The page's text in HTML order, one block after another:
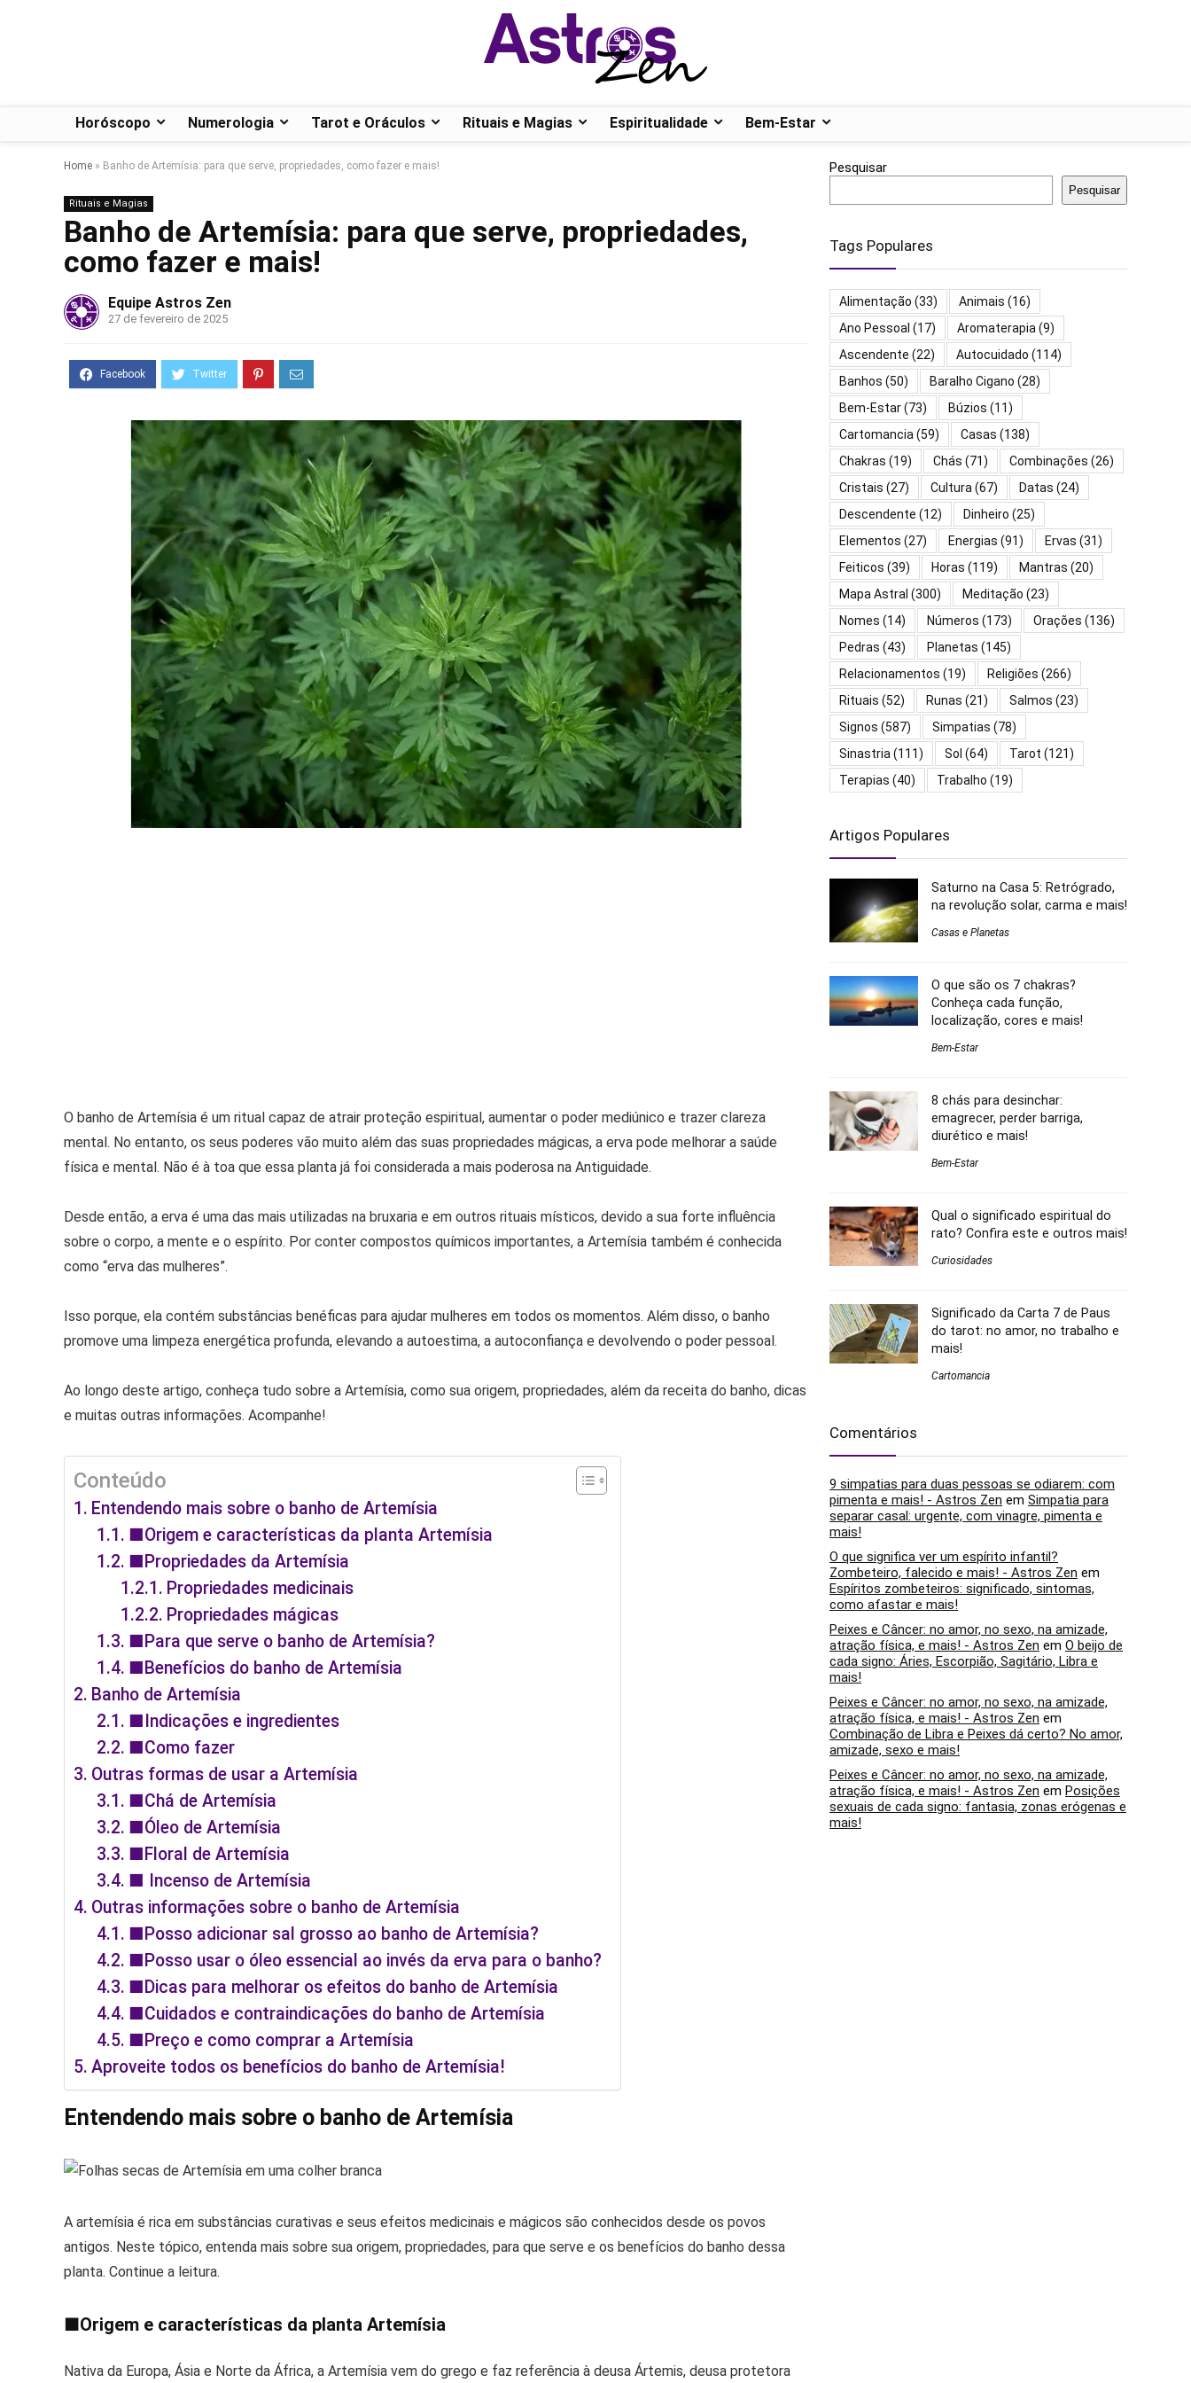
Horóscopo Numerologia Tarot e Oráculos Rituais e Magias Espiritualidade Bem-Estar
Home » Banho de Artemísia: para que serve, propriedades, como fazer e mais!
Rituais e Magias
Banho de Artemísia: para que serve, propriedades,
como fazer e mais!
Equipe Astros Zen
27 de fevereiro de 2025
O banho de Artemísia é um ritual capaz de atrair proteção espiritual, aumentar o poder mediúnico e trazer clareza
mental. No entanto, os seus poderes vão muito além das suas propriedades mágicas, a erva pode melhorar a saúde
física e mental. Não é à toa que essa planta já foi considerada a mais poderosa na Antiguidade.
Desde então, a erva é uma das mais utilizadas na bruxaria e em outros rituais místicos, devido a sua forte influência
sobre o corpo, a mente e o espírito. Por conter compostos químicos importantes, a Artemísia também é conhecida
como “erva das mulheres”.
Isso porque, ela contém substâncias benéficas para ajudar mulheres em todos os momentos. Além disso, o banho
promove uma limpeza energética profunda, elevando a autoestima, a autoconfiança e devolvendo o poder pessoal.
Ao longo deste artigo, conheça tudo sobre a Artemísia, como sua origem, propriedades, além da receita do banho, dicas
e muitas outras informações. Acompanhe!
Conteúdo
Entendendo mais sobre o banho de Artemísia
■Origem e características da planta Artemísia
■Propriedades da Artemísia
Propriedades medicinais
Propriedades mágicas
■Para que serve o banho de Artemísia?
■Benefícios do banho de Artemísia
Banho de Artemísia
■Indicações e ingredientes
■Como fazer
Outras formas de usar a Artemísia
■Chá de Artemísia
■Óleo de Artemísia
■Floral de Artemísia
■ Incenso de Artemísia
Outras informações sobre o banho de Artemísia
■Posso adicionar sal grosso ao banho de Artemísia?
■Posso usar o óleo essencial ao invés da erva para o banho?
■Dicas para melhorar os efeitos do banho de Artemísia
■Cuidados e contraindicações do banho de Artemísia
■Preço e como comprar a Artemísia
Aproveite todos os benefícios do banho de Artemísia!
Entendendo mais sobre o banho de Artemísia
A artemísia é rica em substâncias curativas e seus efeitos medicinais e mágicos são conhecidos desde os povos
antigos. Neste tópico, entenda mais sobre sua origem, propriedades, para que serve e os benefícios do banho dessa
planta. Continue a leitura.
■Origem e características da planta Artemísia
Nativa da Europa, Ásia e Norte da África, a Artemísia vem do grego e faz referência à deusa Ártemis, deusa protetora
Pesquisar
Pesquisar
Tags Populares
Alimentação (33) Animais (16)
Ano Pessoal (17) Aromaterapia(9)
Ascendente (22) Autocuidado (114)
Banhos (50) Baralho Cigano (28)
Bem-Estar(73) Búzios (11)
Cartomancia(59) Casas (138)
Chakras (19) Chás (71) Combinações (26)
Cristais (27) Cultura(67) Datas (24)
Descendente (12) Dinheiro (25)
Elementos (27) Energias (91) Ervas (31)
Feiticos (39) Horas (119) Mantras (20)
Mapa Astral (300) Meditação (23)
Nomes (14) Números (173) Orações (136)
Pedras (43) Planetas (145)
Relacionamentos (19) Religiões (266)
Rituais (52) Runas (21) Salmos (23)
Signos (587) Simpatias (78)
Sinastria(111) Sol (64) Tarot (121)
Terapias (40) Trabalho (19)
Artigos Populares
Saturno na Casa 5: Retrógrado,
na revolução solar, carma e mais!
Casas e Planetas
O que são os 7 chakras?
Conheça cada função,
localização, cores e mais!
Bem-Estar
8 chás para desinchar:
emagrecer, perder barriga,
diurético e mais!
Bem-Estar
Qual o significado espiritual do
rato? Confira este e outros mais!
Curiosidades
Significado da Carta 7 de Paus
do tarot: no amor, no trabalho e
mais!
Cartomancia
Comentários
9 simpatias para duas pessoas se odiarem: com
pimenta e mais! - Astros Zen em Simpatia para
separar casal: urgente, com vinagre, pimenta e
mais!
O que significa ver um espírito infantil?
Zombeteiro, falecido e mais! - Astros Zen em
Espíritos zombeteiros: significado, sintomas,
como afastar e mais!
Peixes e Câncer: no amor, no sexo, na amizade,
atração física, e mais! - Astros Zen em O beijo de
cada signo: Áries, Escorpião, Sagitário, Libra e
mais!
Peixes e Câncer: no amor, no sexo, na amizade,
atração física, e mais! - Astros Zen em
Combinação de Libra e Peixes dá certo? No amor,
amizade, sexo e mais!
Peixes e Câncer: no amor, no sexo, na amizade,
atração física, e mais! - Astros Zen em Posições
sexuais de cada signo: fantasia, zonas erógenas e
mais!